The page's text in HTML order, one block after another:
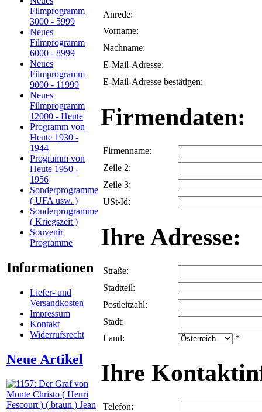
Filmprogramm
3000 - 5999
Neues
Filmprogramm
6000 - 8999
Neues
Filmprogramm
9000 - 11999
Neues
Filmprogramm
12000 - Heute
Programm von
Heute 1930 -
1944
Programm von
Heute 1950 -
1956
Sonderprogramme
( UFA usw. )
Sonderprogramme
( Kriegszeit )
Souvenir
Programme
Informationen
Liefer- und
Versandkosten
Impressum
Kontakt
Widerrufsrecht
Neue Artikel
Anrede:
Vorname:
Nachname:
E-Mail-Adresse:
E-Mail-Adresse bestätigen:
Firmendaten:
Firmenname:
Zeile 2:
Zeile 3:
USt-Id:
Ihre Adresse:
Straße:
Stadtteil:
Postleitzahl:
Stadt:
Land:
*
Ihre
Telefon: